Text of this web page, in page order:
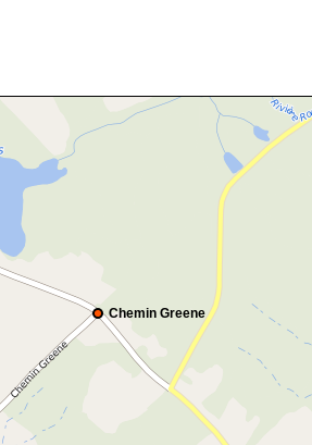
Chemin Greene